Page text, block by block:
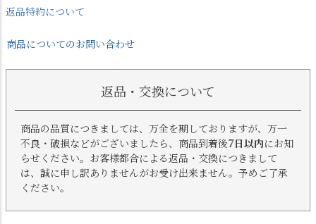
返品特約について
商品についてのお問い合わせ
返品・交換について
商品の品質につきましては、万全を期しておりますが、万一
不良・破損などがございましたら、商品到着後7日以内にお知
らせください。お客様都合による返品・交換につきまして
は、誠に申し訳ありませんがお受け出来ません。予めご了承
ください。